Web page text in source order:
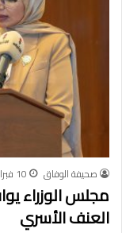
صحيفة الوفاق 10 فبراير، 2026
مجلس الوزراء
العنف الأسري